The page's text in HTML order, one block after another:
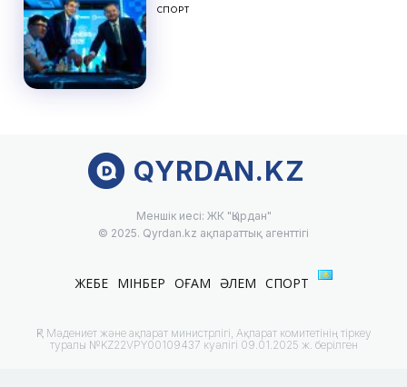
СПОРТ
QYRDAN.KZ
Меншік иесі: ЖК "Қырдан"
© 2025. Qyrdan.kz ақпараттық агенттігі
ЖЕБЕ МІНБЕР ҚОҒАМ ӘЛЕМ СПОРТ
ҚР Мәдениет және ақпарат министрлігі, Ақпарат комитетінің тіркеу
туралы №KZ22VPY00109437 куәлігі 09.01.2025 ж. берілген